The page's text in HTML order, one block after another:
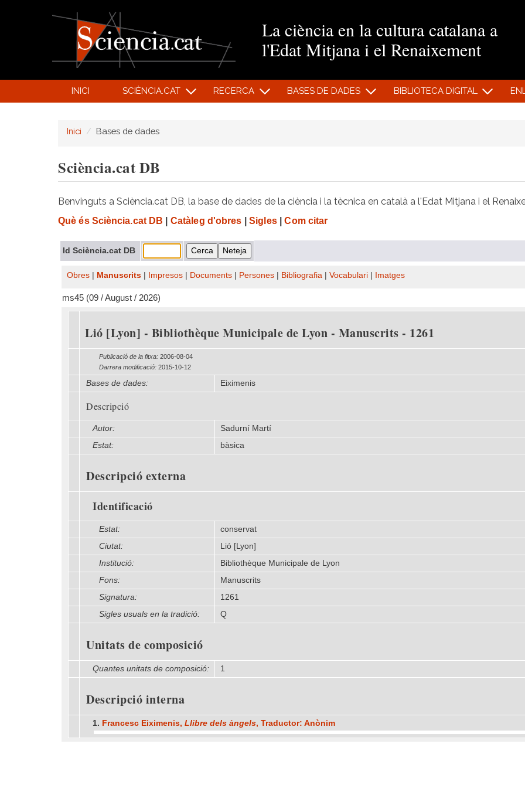
La ciència en la cultura catalana a
l'Edat Mitjana i el Renaixement
INICI SCIÈNCIA.CAT RECERCA BASES DE DADES BIBLIOTECA DIGITAL
Inici Bases de dades
Sciència.cat DB
Benvinguts a Sciència.cat DB, la base de dades de la ciència i la tècnica en català a l'Edat Mitjana i el
Què és Sciència.cat DB Catàleg d'obres Sigles| Com citar
Id Sciència.cat DB
Obres Manuscrits Impresos Documents Persones Bibliografia Vocabulari Imatges
ms45 (09 / August / 2026)
Lió [Lyon] - Bibliothèque Municipale de Lyon - Manuscrits - 1261
Publicació de la fitxa: 2006-08-04
Darrera modificació: 2015-10-12
Bases de dades: Eiximenis
Descripció
Autor:
Sadurní Martí
Estat:
bàsica
Descripció externa
Identificació
Estat:
conservat
Ciutat:
Lió [Lyon]
Institució:
Bibliothèque Municipale de Lyon
Fons:
Manuscrits
Signatura:
1261
Sigles usuals en la tradició:
Q
Unitats de composició
Quantes unitats de composició: 1
Descripció interna
1. Francesc Eiximenis, Llibre dels àngels, Traductor: Anònim